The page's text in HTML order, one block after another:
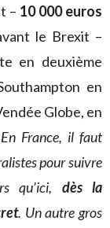
– 10 000 euros
le Brexit –
en deuxième
en
Globe, en
France, il faut
pour suivre
qu’ici, dès la
. Un autre gros